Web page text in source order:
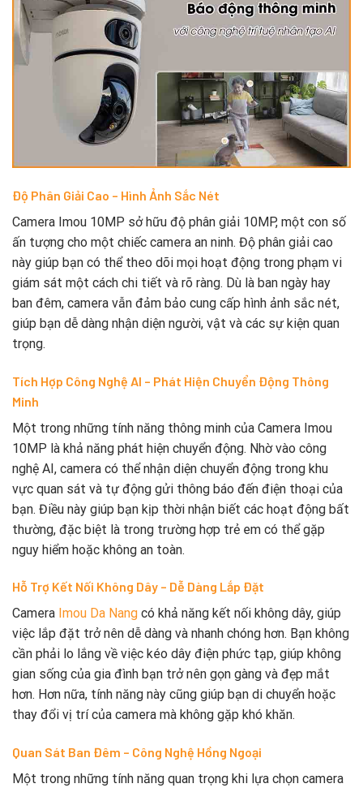
Độ Phân Giải Cao – Hình Ảnh Sắc Nét
Camera Imou 10MP sở hữu độ phân giải 10MP, một con số
ấn tượng cho một chiếc camera an ninh. Độ phân giải cao
này giúp bạn có thể theo dõi mọi hoạt động trong phạm vi
giám sát một cách chi tiết và rõ ràng. Dù là ban ngày hay
ban đêm, camera vẫn đảm bảo cung cấp hình ảnh sắc nét,
giúp bạn dễ dàng nhận diện người, vật và các sự kiện quan
trọng.
Tích Hợp Công Nghệ AI – Phát Hiện Chuyển Động Thông
Minh
Một trong những tính năng thông minh của Camera Imou
10MP là khả năng phát hiện chuyển động. Nhờ vào công
nghệ AI, camera có thể nhận diện chuyển động trong khu
vực quan sát và tự động gửi thông báo đến điện thoại của
bạn. Điều này giúp bạn kịp thời nhận biết các hoạt động bất
thường, đặc biệt là trong trường hợp trẻ em có thể gặp
nguy hiểm hoặc không an toàn.
Hỗ Trợ Kết Nối Không Dây – Dễ Dàng Lắp Đặt
Camera Imou Da Nang có khả năng kết nối không dây, giúp
việc lắp đặt trở nên dễ dàng và nhanh chóng hơn. Bạn không
cần phải lo lắng về việc kéo dây điện phức tạp, giúp không
gian sống của gia đình bạn trở nên gọn gàng và đẹp mắt
hơn. Hơn nữa, tính năng này cũng giúp bạn di chuyển hoặc
thay đổi vị trí của camera mà không gặp khó khăn.
Quan Sát Ban Đêm – Công Nghệ Hồng Ngoại
Một trong những tính năng quan trọng khi lựa chọn camera